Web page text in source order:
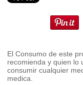
El Consumo de este
recomienda y quien lo
consumir cualquier
medica.